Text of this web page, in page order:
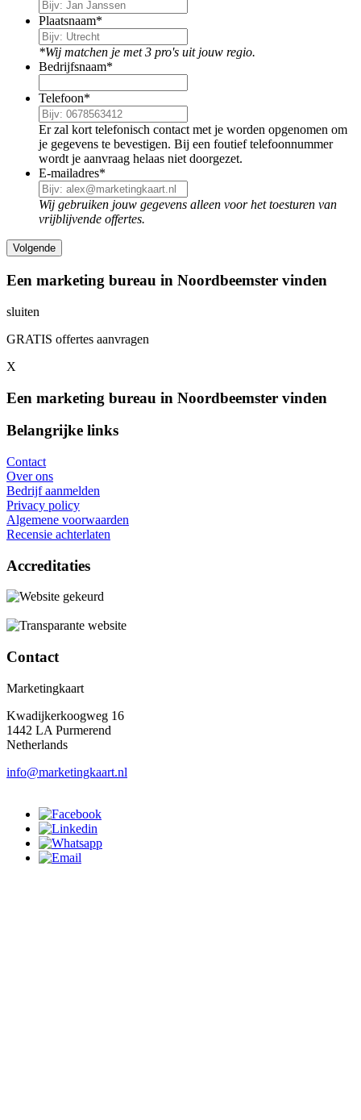
Plaatsnaam*
*Wij matchen je met 3 pro's uit jouw regio.
Bedrijfsnaam*
Telefoon*
Er zal kort telefonisch contact met je worden opgenomen om
je gegevens te bevestigen. Bij een foutief telefoonnummer
wordt je aanvraag helaas niet doorgezet.
E-mailadres*
Wij gebruiken jouw gegevens alleen voor het toesturen van
vrijblijvende offertes.
Een marketing bureau in Noordbeemster vinden
sluiten
GRATIS offertes aanvragen
X
Een marketing bureau in Noordbeemster vinden
Belangrijke links
Contact
Over ons
Bedrijf aanmelden
Privacy policy
Algemene voorwaarden
Recensie achterlaten
Accreditaties
Contact
Marketingkaart
Kwadijkerkoogweg 16
1442 LA Purmerend
Netherlands
info@marketingkaart.nl